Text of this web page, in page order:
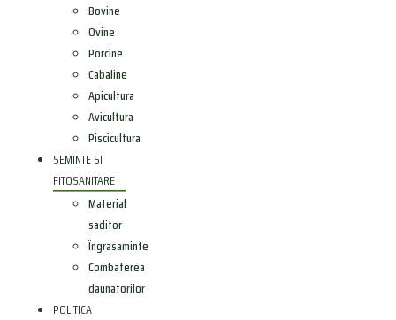
Bovine
Ovine
Porcine
Cabaline
Apicultura
Avicultura
Piscicultura
SEMINTE SI
FITOSANITARE
Material
saditor
Îngrasaminte
Combaterea
daunatorilor
POLITICA